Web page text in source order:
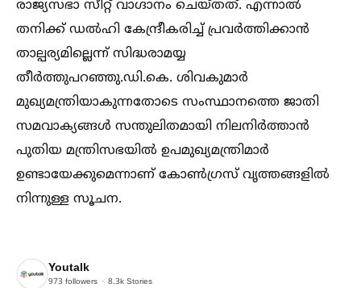
രാജ്യസഭാ സീറ്റ് വാഗ്ദാനം ചെയ്തത്. എന്നാല്‍
തനിക്ക് ഡല്‍ഹി കേന്ദ്രീകരിച്ച്‌ പ്രവർത്തിക്കാൻ
താല്പര്യമില്ലെന്ന് സിദ്ധരാമയ്യ
തീർത്തുപറഞ്ഞു.ഡി.കെ. ശിവകുമാർ
മുഖ്യമന്ത്രിയാകുന്നതോടെ സംസ്ഥാനത്തെ ജാതി
സമവാക്യങ്ങള്‍ സന്തുലിതമായി നിലനിർത്താൻ
പുതിയ മന്ത്രിസഭയില്‍ ഉപമുഖ്യമന്ത്രിമാർ
ഉണ്ടായേക്കുമെന്നാണ് കോണ്‍ഗ്രസ് വൃത്തങ്ങളില്‍
നിന്നുള്ള സൂചന.
Youtalk
973 followers 8.3k Stories